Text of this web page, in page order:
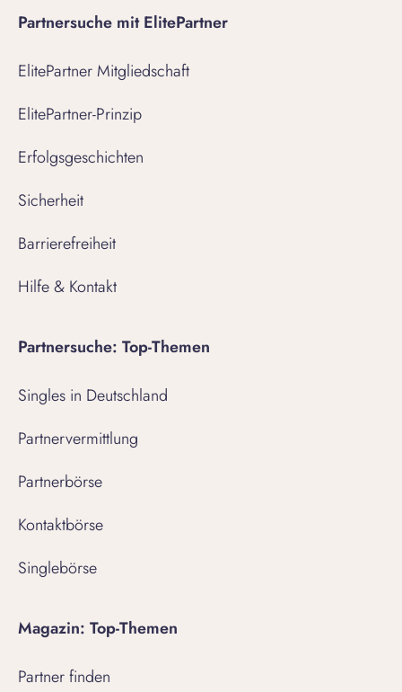
Partnersuche mit ElitePartner
ElitePartner Mitgliedschaft
ElitePartner-Prinzip
Erfolgsgeschichten
Sicherheit
Barrierefreiheit
Hilfe & Kontakt
Partnersuche: Top-Themen
Singles in Deutschland
Partnervermittlung
Partnerbörse
Kontaktbörse
Singlebörse
Magazin: Top-Themen
Partner finden